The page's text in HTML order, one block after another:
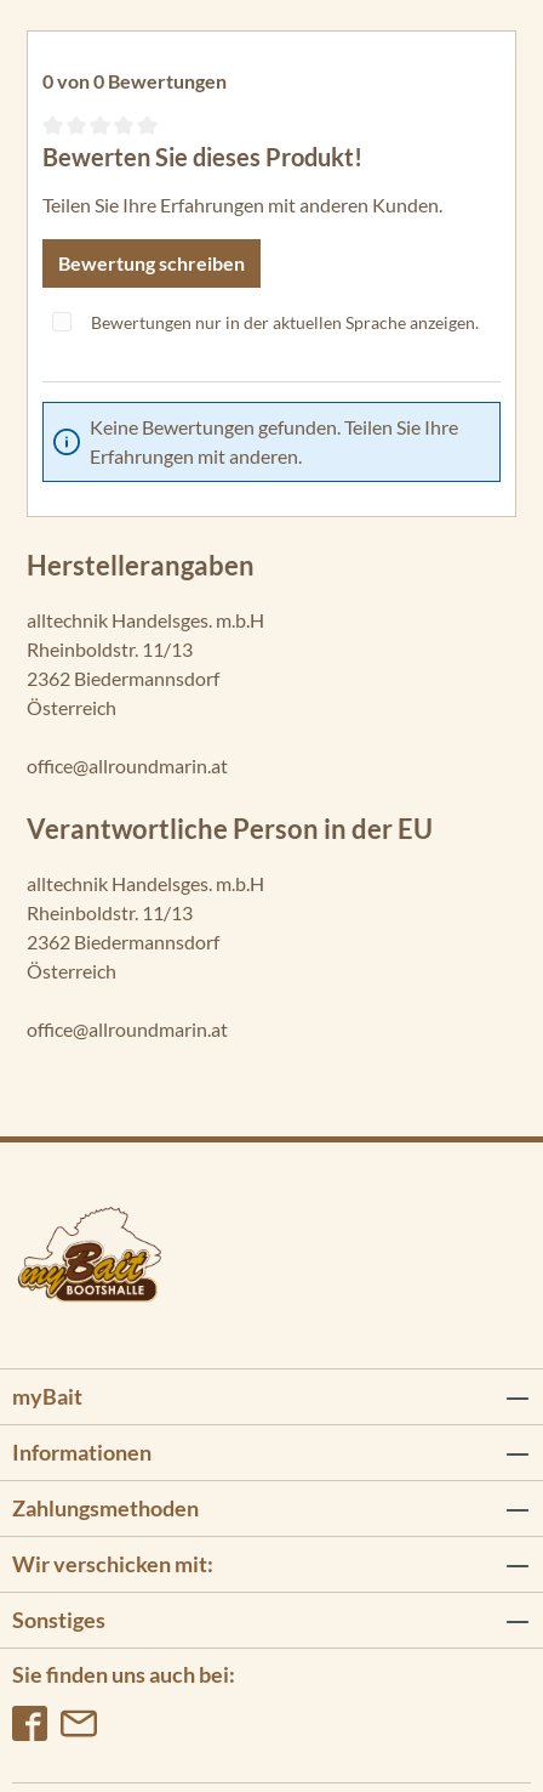
0 von 0 Bewertungen
Durchschnittliche Bewertung von 0 von 5 Sternen
Bewerten Sie dieses Produkt!
Teilen Sie Ihre Erfahrungen mit anderen Kunden.
Bewertung schreiben
Bewertungen nur in der aktuellen Sprache anzeigen.
Keine Bewertungen gefunden. Teilen Sie Ihre
Erfahrungen mit anderen.
Herstellerangaben
alltechnik Handelsges. m.b.H
Rheinboldstr. 11/13
2362 Biedermannsdorf
Österreich
office@allroundmarin.at
Verantwortliche Person in der EU
alltechnik Handelsges. m.b.H
Rheinboldstr. 11/13
2362 Biedermannsdorf
Österreich
office@allroundmarin.at
myBait
Informationen
Sie finden uns auch bei:
Zahlungsmethoden
Wir verschicken mit:
Sonstiges